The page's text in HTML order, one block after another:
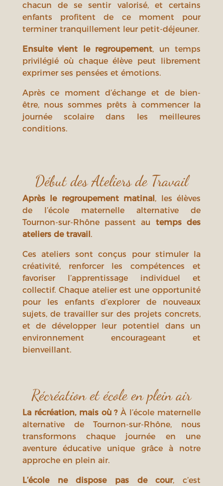
chacun de se sentir valorisé, et certains
enfants profitent de ce moment pour
terminer tranquillement leur petit-déjeuner.
Ensuite vient le regroupement, un temps
privilégié où chaque élève peut librement
exprimer ses pensées et émotions.
Après ce moment d’échange et de bien-
être, nous sommes prêts à commencer la
journée scolaire dans les meilleures
conditions.
Début des Ateliers de Travail
Après le regroupement matinal, les élèves
de l’école maternelle alternative de
Tournon-sur-Rhône passent au temps des
ateliers de travail.
Ces ateliers sont conçus pour stimuler la
créativité, renforcer les compétences et
favoriser l’apprentissage individuel et
collectif. Chaque atelier est une opportunité
pour les enfants d’explorer de nouveaux
sujets, de travailler sur des projets concrets,
et de développer leur potentiel dans un
environnement encourageant et
bienveillant.
Récréation et école en plein air
La récréation, mais où ?À l’école maternelle
alternative de Tournon-sur-Rhône, nous
transformons chaque journée en une
aventure éducative unique grâce à notre
approche en plein air.
L’école ne dispose pas de cour, c’est